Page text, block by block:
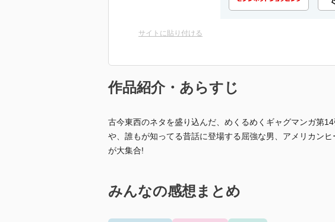
サイトに貼り付ける
作品紹介・あらすじ
古今東西のネタを盛り込んだ、めくるめくギャグマンガ第
や、誰もが知ってる昔話に登場する屈強な男、アメリカン
が大集合!
みんなの感想まとめ